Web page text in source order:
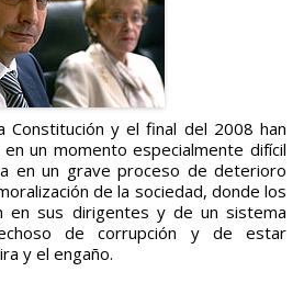
un momento especialmente difícil
en un grave proceso de deterioro
de la sociedad, donde los
en sus dirigentes y de un sistema
de corrupción y de estar
y el engaño.